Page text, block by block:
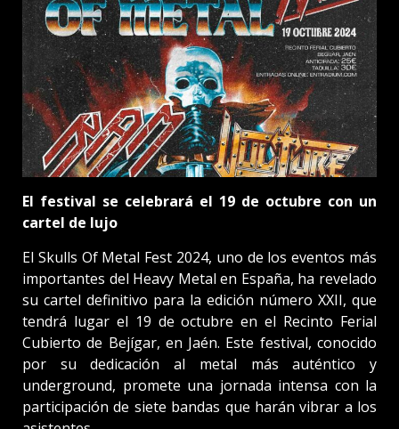
El festival se celebrará el 19 de octubre con un
cartel de lujo
El Skulls Of Metal Fest 2024, uno de los eventos más
importantes del Heavy Metal en España, ha revelado
su cartel definitivo para la edición número XXII, que
tendrá lugar el 19 de octubre en el Recinto Ferial
Cubierto de Bejígar, en Jaén. Este festival, conocido
por su dedicación al metal más auténtico y
underground, promete una jornada intensa con la
participación de siete bandas que harán vibrar a los